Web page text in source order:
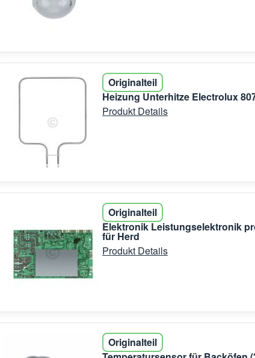
Originalteil
Heizung Unterhitze Electrolux
Produkt Details
Originalteil
Elektronik Leistungselektronik
für Herd
Produkt Details
Originalteil